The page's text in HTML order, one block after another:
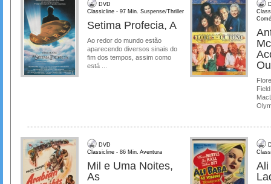
DVD
Classicline - 97 Min. Suspense/Thriller
Setima Profecia, A
Ao redor do mundo estão
aparecendo diversos sinais do
fim dos tempos, assim como
está ...
DVD
Classicline - 86 Min. Aventura
Mil e Uma Noites,
As
Ali